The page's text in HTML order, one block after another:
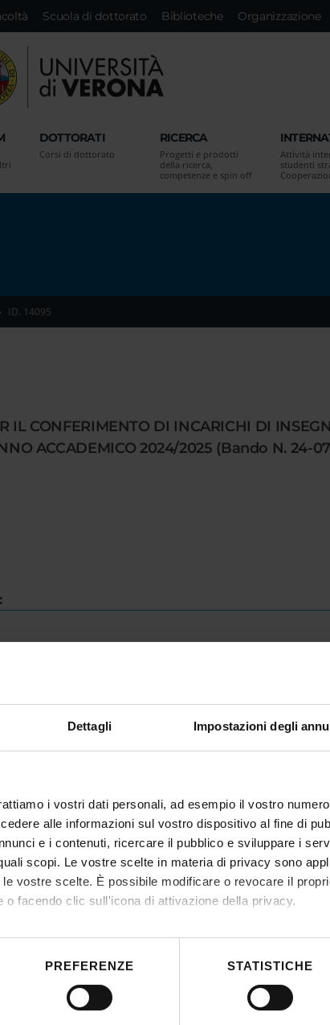
Dettagli Impostazioni degli
i vostri dati personali, ad esempio il vostro
alle informazioni sul vostro dispositivo al fine di
e i contenuti, ricercare il pubblico e sviluppare i
scopi. Le vostre scelte in materia di privacy sono
vostre scelte. È possibile modificare o revocare il
o facendo clic sull'icona di attivazione della privacy.
anche:
tua posizione geografica, con un'approssimazione di
elaborati i tuoi dati personali e imposta le tue preferenze
PREFERENZE STATISTICHE
Scuola di dottorato Biblioteche Organizzazione
DOTTORATI
Corsi di dottorato
RICERCA
Progetti e prodotti
della ricerca,
competenze e spin off
Attività
studenti
ID. 14095
IL CONFERIMENTO DI INCARICHI DI
ACCADEMICO 2024/2025 (Bando N. 24-
A1
IT | 165Kb
IT | 88Kb